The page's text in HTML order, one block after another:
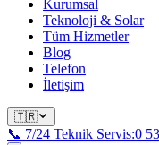
Kurumsal
Teknoloji & Solar
Tüm Hizmetler
Blog
Telefon
İletişim
🇹🇷
📞 7/24 Teknik Servis:0